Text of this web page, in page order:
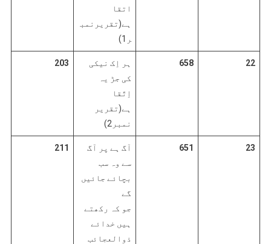
اتقا
ہے(تقریرنمب
ر1)
22
658
ہر اِک نیکی
کی جڑ یہ
اِتّقا
ہے(تقریر
نمبر2)
203
23
651
آگ ہے پر آگ
سے وہ سب
بچائے جائیں
گے
جو کہ رکھتے
ہیں خدائے
ذوالعجائب
211